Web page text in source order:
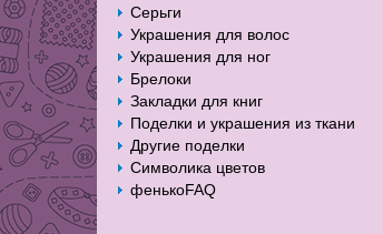
Серьги
Украшения для волос
Украшения для ног
Брелоки
Закладки для книг
Поделки и украшения из ткани
Другие поделки
Символика цветов
фенькоFAQ